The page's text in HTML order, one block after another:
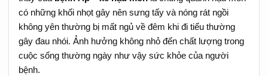
có những khối nhọt gây nên sưng tấy và nóng rát ngồi
không yên thường bị mất ngủ về đêm khi đi tiểu thường
gây đau nhói. Ảnh hưởng không nhỏ đến chất lượng trong
cuộc sống thường ngày như vậy sức khỏe của người
bệnh.